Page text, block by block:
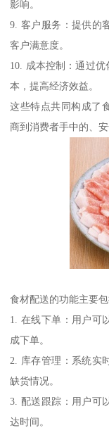
影响。
9. 客户服务：提供的
客户满意度。
10. 成本控制：通过
本，提高经济效益。
这些特点共同构成了
商到消费者手中的、安
食材配送的功能主要
1. 在线下单：用户可
成下单。
2. 库存管理：系统实
缺货情况。
3. 配送跟踪：用户可
达时间。